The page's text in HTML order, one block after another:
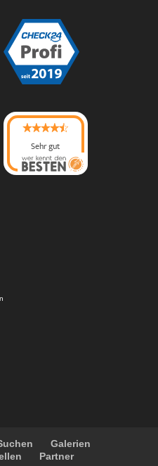
Sehr gut
08/2026
Photo-Proßwitzhat
Galerien
Partner